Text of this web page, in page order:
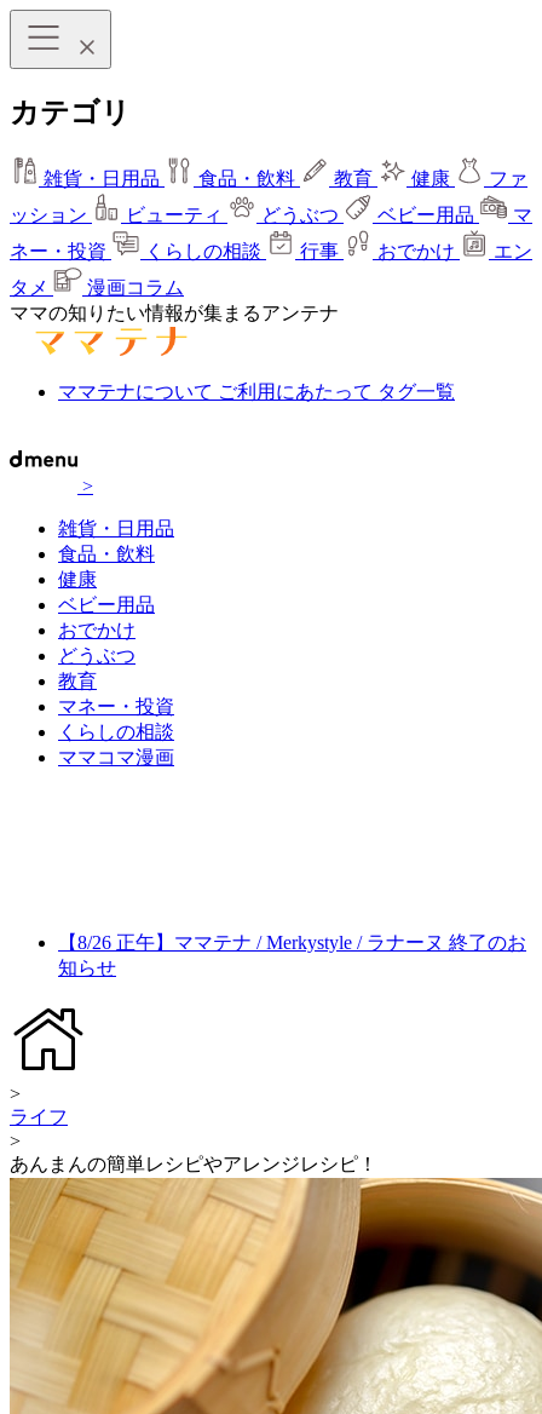
カテゴリ
雑貨・日用品 食品・飲料 教育 健康
ファ
ッション
ビューティ どうぶつ ベビー用品
マ
ネー・投資
くらしの相談 行事 おでかけ
エン
タメ
漫画コラム
ママの知りたい情報が集まるアンテナ
ママテナについて ご利用にあたって タグ一覧
>
雑貨・日用品
食品・飲料
健康
ベビー用品
おでかけ
どうぶつ
教育
マネー・投資
くらしの相談
ママコマ漫画
【8/26 正午】ママテナ / Merkystyle / ラナーヌ 終了のお
知らせ
>
ライフ
>
あんまんの簡単レシピやアレンジレシピ！